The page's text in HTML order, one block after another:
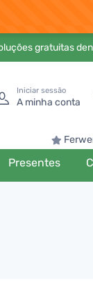
gratuitas
Iniciar sessão
A minha conta
Presentes